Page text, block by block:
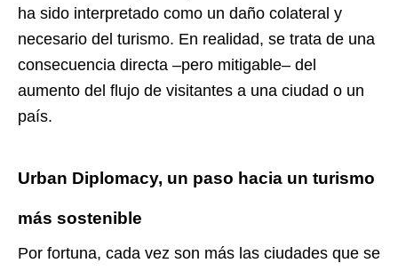
ha sido interpretado como un daño colateral y
necesario del turismo. En realidad, se trata de una
consecuencia directa –pero mitigable– del
aumento del flujo de visitantes a una ciudad o un
país.
Urban Diplomacy, un paso hacia un turismo
más sostenible
Por fortuna, cada vez son más las ciudades que se